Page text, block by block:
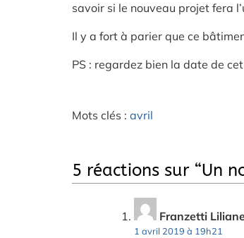
savoir si le nouveau projet fera
Il y a fort à parier que ce
PS : regardez bien la date de
Mots clés : avril
5 réactions sur “Un
Franzetti
1 avril 2019 à 19h21